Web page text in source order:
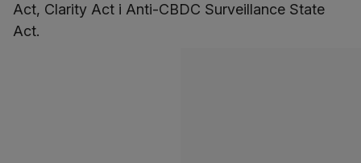
Act, Clarity Act i Anti-CBDC Surveillance State
Act.